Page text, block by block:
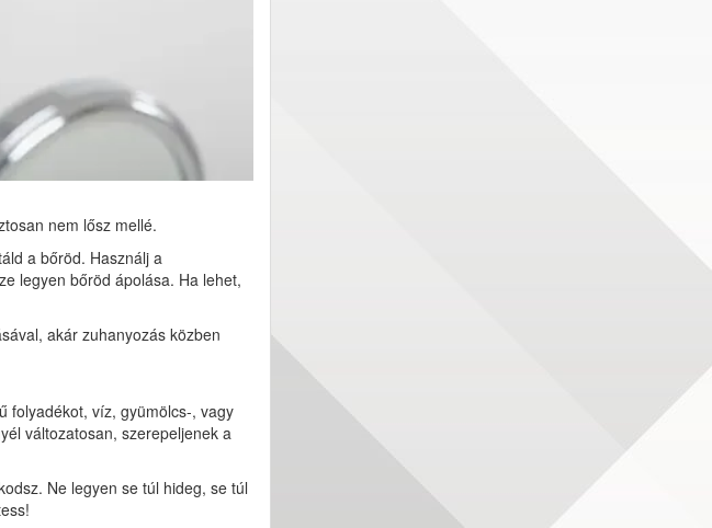
nem lősz mellé.
a bőröd. Használj a
legyen bőröd ápolása. Ha lehet,
akár zuhanyozás közben
folyadékot, víz, gyümölcs-, vagy
változatosan, szerepeljenek a
Ne legyen se túl hideg, se túl